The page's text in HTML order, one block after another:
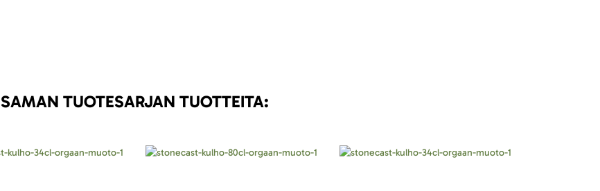
SAMAN TUOTESARJAN TUOTTEITA: